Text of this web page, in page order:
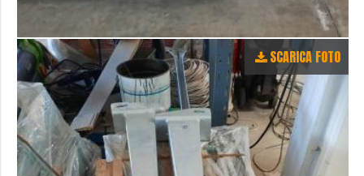
SCARICA FOTO